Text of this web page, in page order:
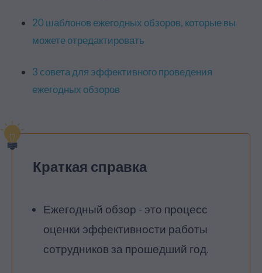
20 шаблонов ежегодных обзоров, которые вы
можете отредактировать
3 совета для эффективного проведения
ежегодных обзоров
Краткая справка
Ежегодный обзор - это процесс
оценки эффективности работы
сотрудников за прошедший год.